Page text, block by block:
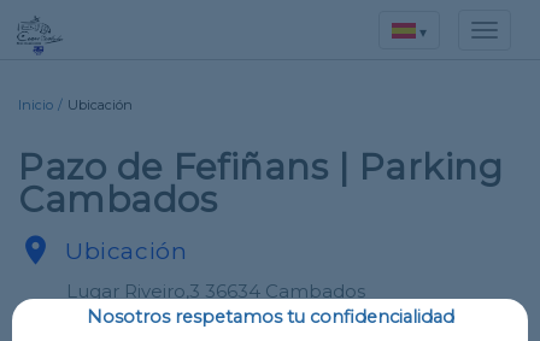
▾
Inicio / Ubicación
Pazo de Fefiñans | Parking
Cambados
 Ubicación
Lugar Riveiro,3 36634 Cambados
Nosotros respetamos tu confidencialidad